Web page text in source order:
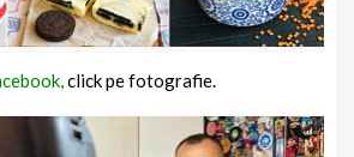
click pe fotografie.